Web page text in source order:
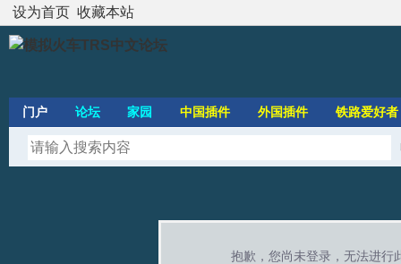
设为首页 收藏本站
门户 论坛 家园 中国插件 外国插件 铁路爱好者
抱歉，您尚未登录，无法进行